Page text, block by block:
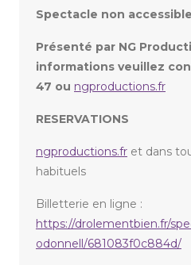
Spectacle non
Présenté par NG
informations veuillez
47 ou ngproductions.fr
RESERVATIONS
ngproductions.fr et dans
habituels
Billetterie en ligne :
https://drolementbien.fr/
odonnell/681083f0c884d/